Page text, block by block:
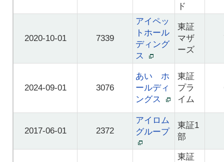
ド
2020-10-01 7339
アイペッ
トホール
ディング
ス
東証
マザ
ーズ
2024-09-01 3076
あい ホ
ールディ
ングス
東証
プラ
イム
2017-06-01 2372
アイロム
グループ
東証1
部
東証